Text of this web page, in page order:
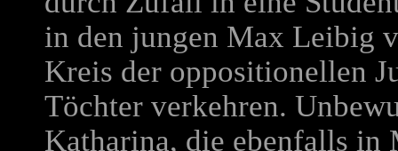
in den jungen Max Leibig
Kreis der oppositionellen
Töchter verkehren.
Katharina, die ebenfalls